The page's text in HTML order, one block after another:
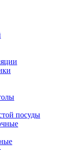
посуды